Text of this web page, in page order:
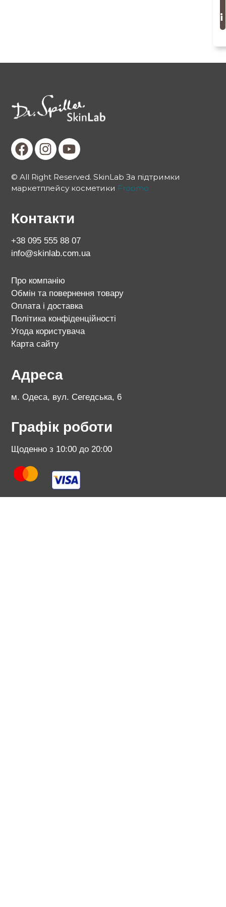
і
© All Right Reserved. SkinLab За підтримки
маркетплейсу косметики Froomo
Контакти
+38 095 555 88 07
info@skinlab.com.ua
Про компанію
Обмін та повернення товару
Оплата і доставка
Політика конфіденційності
Угода користувача
Карта сайту
Адреса
м. Одеса, вул. Сегедська, 6
Графік роботи
Щоденно з 10:00 до 20:00